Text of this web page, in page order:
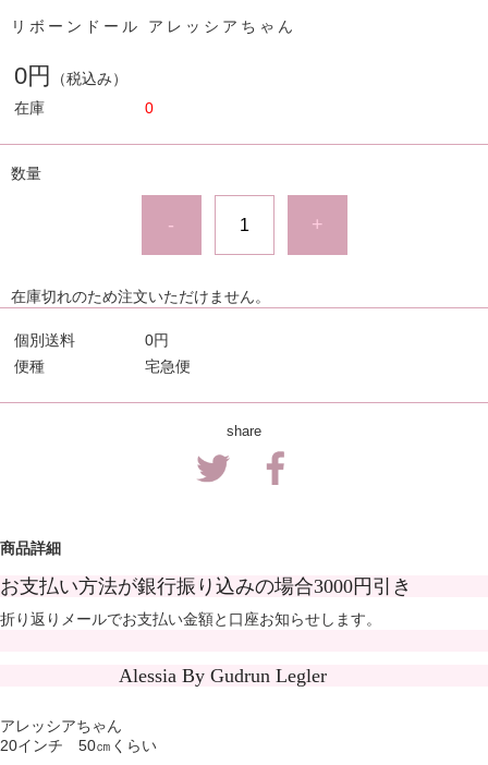
リボーンドール アレッシアちゃん
0円
（税込み）
在庫
0
数量
- +
在庫切れのため注文いただけません。
個別送料
0円
便種
宅急便
share
商品詳細
お支払い方法が銀行振り込みの場合3000円引き
折り返りメールでお支払い金額と口座お知らせします。
Alessia By Gudrun Legler
アレッシアちゃん
20インチ 50㎝くらい